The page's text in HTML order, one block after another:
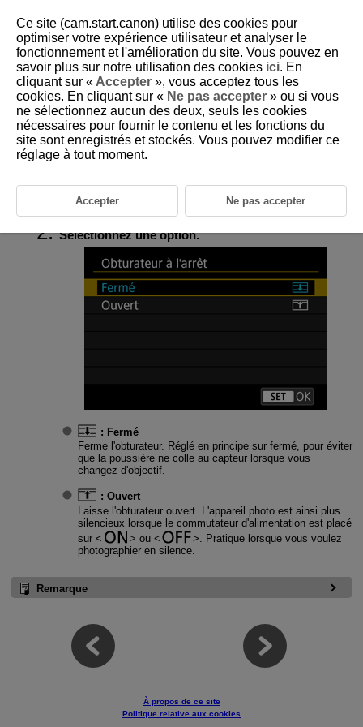
D090-193
Obturateur à l'arrêt
Vous pouvez choisir de laisser l'obturateur ouvert ou de le fermer lorsque
le commutateur d'alimentation de l'appareil photo est placé sur
Obturateur à l'arrêt
Sélectionnez une option.
: Fermé
Ferme l'obturateur. Réglé en principe sur fermé, pour éviter
que la poussière ne colle au capteur lorsque vous
changez d'objectif.
:Ouvert
Laisse l'obturateur ouvert. L'appareil photo est ainsi plus
silencieux lorsque le commutateur d'alimentation est placé
sur
ou
. Pratique lorsque vous voulez
photographier en silence.
Remarque
À propos de ce site
Politique relative aux cookies
Ce site (cam.start.canon) utilise des cookies pour
optimiser votre expérience utilisateur et analyser le
fonctionnement et l'amélioration du site. Vous pouvez en
savoir plus sur notre utilisation des cookies ici. En
cliquant sur « Accepter », vous acceptez tous les
cookies. En cliquant sur « Ne pas accepter » ou si vous
ne sélectionnez aucun des deux, seuls les cookies
nécessaires pour fournir le contenu et les fonctions du
site sont enregistrés et stockés. Vous pouvez modifier ce
réglage à tout moment.
Accepter Ne pas accepter